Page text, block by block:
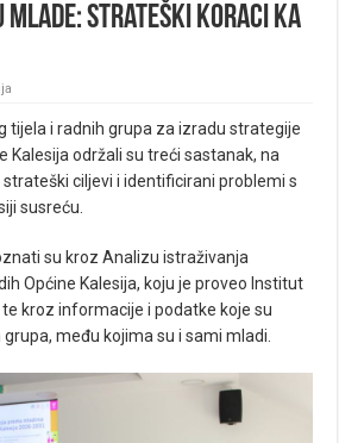
mlade: Strateški koraci ka
tijela i radnih grupa za izradu strategije
Kalesija održali su treći sastanak, na
ciljevi i identificirani problemi s
susreću.
su kroz Analizu istraživanja
Općine Kalesija, koju je proveo Institut
te kroz informacije i podatke koje su
među kojima su i sami mladi.